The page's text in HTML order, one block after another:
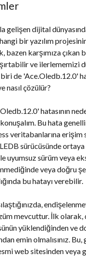
gelişen dijital
bir yazılım
bazen karşımıza çıkan
ve ilerlememizi
de 'Ace.Oledb.12.0'
nasıl çözülür?
hatasının
Bu hata
veritabanlarına erişim
sürücüsünde ortaya
uyumsuz sürüm veya
veya doğru
bu hatayı verebilir.
mevcuttur. İlk olarak,
yüklendiğinden ve
emin olmalısınız.
web sitesinden veya